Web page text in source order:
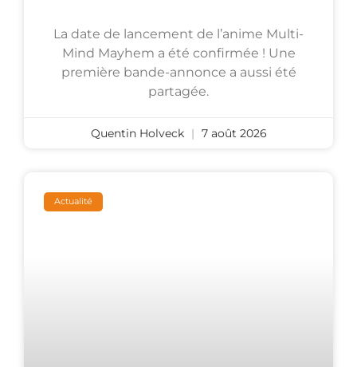
La date de lancement de l’anime Multi-
Mind Mayhem a été confirmée ! Une
première bande-annonce a aussi été
partagée.
Quentin Holveck 7 août 2026
Actualité